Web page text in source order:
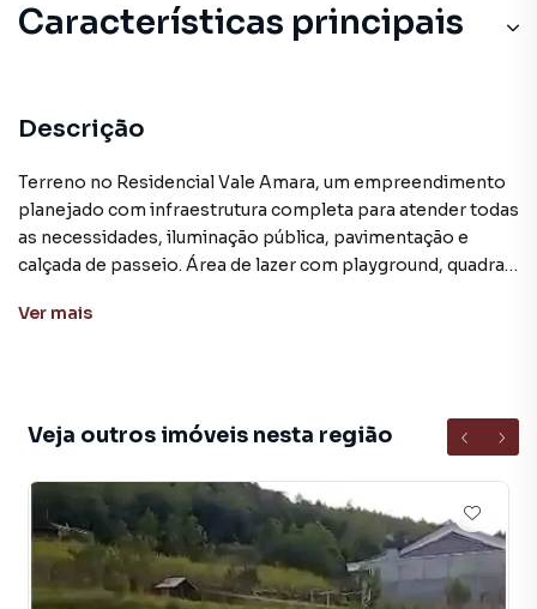
Características principais
Descrição
Terreno no Residencial Vale Amara, um empreendimento
planejado com infraestrutura completa para atender todas
as necessidades, iluminação pública, pavimentação e
calçada de passeio. Área de lazer com playground, quadra
verde garantindo uma vida mais harmoniosa para você e
infra estruturado de qualidade, planejamento urbanístico,
rede de água e rede elétrica, ruas largas e tranquilas. Nas
proximidades estão instaladas várias empresas de grande
porte, geradoras de emprego. O Bairro Medianeira
localizado aproximadamente à 3 Km do trevo de acesso a
cidade de Arroio do Meio.
Ver mais
Veja outros imóveis nesta região